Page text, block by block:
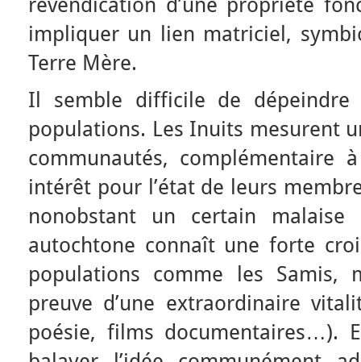
revendication d’une propriété
impliquer un lien matriciel,
Terre Mère.
Il semble difficile de dépeindre
populations. Les Inuits mesurent
communautés, complémentaire
intérêt pour l’état de leurs
nonobstant un certain malaise
autochtone connaît une forte
populations comme les Samis,
preuve d’une extraordinaire
poésie, films documentaires…).